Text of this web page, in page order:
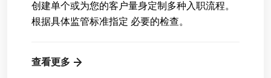
创建单个或为您的客户量身定制多种入职流程。
根据具体监管标准指定 必要的检查。
查看更多